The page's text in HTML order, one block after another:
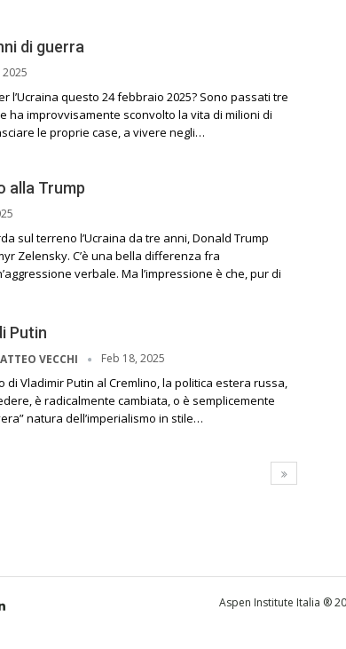
di guerra
2025
l’Ucraina questo 24 febbraio 2025? Sono passati tre
ha improvvisamente sconvolto la vita di milioni di
le proprie case, a vivere negli…
alla Trump
sul terreno l’Ucraina da tre anni, Donald Trump
Zelensky. C’è una bella differenza fra
verbale. Ma l’impressione è che, pur di
Putin
VECCHI Feb 18, 2025
di Vladimir Putin al Cremlino, la politica estera russa,
è radicalmente cambiata, o è semplicemente
natura dell’imperialismo in stile…
Aspen Institute Italia ®